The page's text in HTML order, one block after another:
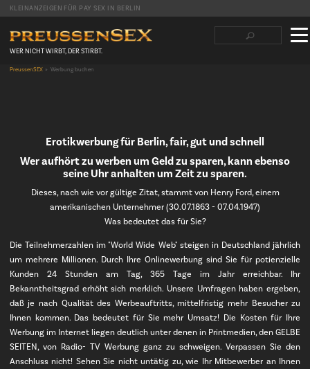
KLEINANZEIGEN FÜR PAY SEX IN BERLIN
Suchbegriffe
Navigation
überspringen
WER NICHT WIRBT, DER STIRBT.
PreussenSEX Werbung buchen
Erotikwerbung für Berlin, fair, gut und schnell
Wer aufhört zu werben um Geld zu sparen, kann ebenso
seine Uhr anhalten um Zeit zu sparen.
Dieses, nach wie vor gültige Zitat, stammt von Henry Ford, einem
amerikanischen Unternehmer (30.07.1863 - 07.04.1947)
Was bedeutet das für Sie?
Die Teilnehmerzahlen im "World Wide Web" steigen in Deutschland jährlich
um mehrere Millionen. Durch Ihre Onlinewerbung sind Sie für potienzielle
Kunden 24 Stunden am Tag, 365 Tage im Jahr erreichbar. Ihr
Bekanntheitsgrad erhöht sich merklich. Unsere Umfragen haben ergeben,
daß je nach Qualität des Werbeauftritts, mittelfristig mehr Besucher zu
Ihnen kommen. Das bedeutet für Sie mehr Umsatz! Die Kosten für Ihre
Werbung im Internet liegen deutlich unter denen in Printmedien, den GELBE
SEITEN, von Radio- TV Werbung ganz zu schweigen. Verpassen Sie den
Anschluss nicht! Sehen Sie nicht untätig zu, wie Ihr Mitbewerber an Ihnen